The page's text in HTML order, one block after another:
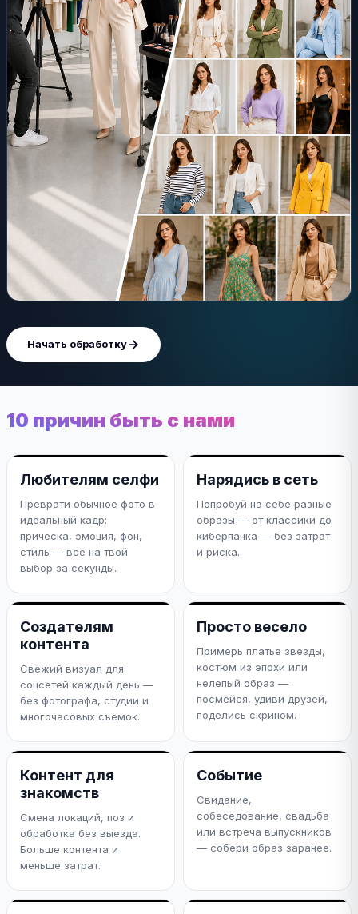
Начать обработку
10 причин быть с нами
Любителям селфи
Преврати обычное фото в
идеальный кадр:
прическа, эмоция, фон,
стиль — все на твой
выбор за секунды.
Нарядись в сеть
Попробуй на себе разные
образы — от классики до
киберпанка — без затрат
и риска.
Создателям
контента
Свежий визуал для
соцсетей каждый день —
без фотографа, студии и
многочасовых съемок.
Просто весело
Примерь платье звезды,
костюм из эпохи или
нелепый образ —
посмейся, удиви друзей,
поделись скрином.
Контент для
знакомств
Смена локаций, поз и
обработка без выезда.
Больше контента и
меньше затрат.
Событие
Свидание,
собеседование, свадьба
или встреча выпускников
— собери образ заранее.